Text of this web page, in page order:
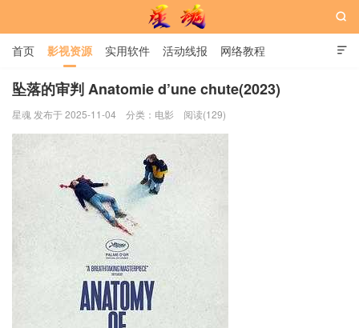
星魂网

首页 影视资源 实用软件 活动线报 网络教程
用户中心 书籍 娱乐

坠落的审判 Anatomie d’une chute(2023)
星魂 发布于 2025-11-04 分类： 电影 阅读(129)